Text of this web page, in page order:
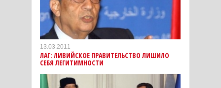
13.03.2011
ЛАГ: ЛИВИЙСКОЕ ПРАВИТЕЛЬСТВО ЛИШИЛО
СЕБЯ ЛЕГИТИМНОСТИ